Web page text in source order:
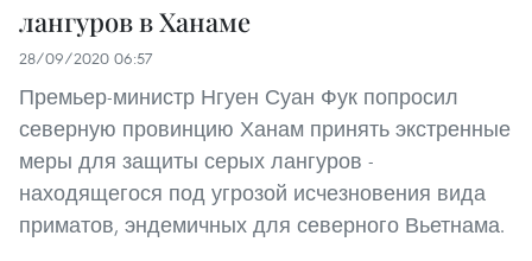
лангуров в Ханаме
28/09/2020 06:57
Премьер-министр Нгуен Суан Фук попросил
северную провинцию Ханам принять экстренные
меры для защиты серых лангуров -
находящегося под угрозой исчезновения вида
приматов, эндемичных для северного Вьетнама.